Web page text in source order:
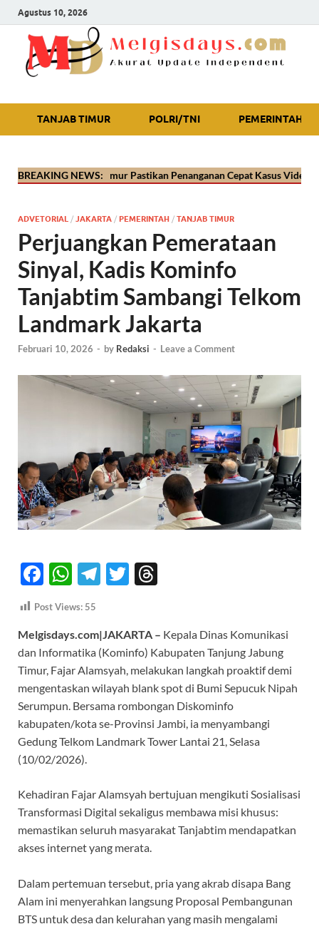
Agustus 10, 2026
Akurat Update Independent
TANJAB TIMUR POLRI/TNI PEMERINTAH
BREAKING NEWS:
Tanjab Timur Pastikan Penanganan Cepat Kasus Video Viral
ADVETORIAL / JAKARTA / PEMERINTAH / TANJAB TIMUR
Perjuangkan Pemerataan
Sinyal, Kadis Kominfo
Tanjabtim Sambangi Telkom
Landmark Jakarta
Februari 10, 2026 - by Redaksi - Leave a Comment
F
ac
e
b
o
o
k
W
at
s
A
p
p
T
gr
a
m
T
er a
ds
Post Views: 55
Melgisdays.com|​JAKARTA – Kepala Dinas Komunikasi
dan Informatika (Kominfo) Kabupaten Tanjung Jabung
Timur, Fajar Alamsyah, melakukan langkah proaktif demi
mengentaskan wilayah blank spot di Bumi Sepucuk Nipah
Serumpun. Bersama rombongan Diskominfo
kabupaten/kota se-Provinsi Jambi, ia menyambangi
Gedung Telkom Landmark Tower Lantai 21, Selasa
(10/02/2026).
​Kehadiran Fajar Alamsyah bertujuan mengikuti Sosialisasi
Transformasi Digital sekaligus membawa misi khusus:
memastikan seluruh masyarakat Tanjabtim mendapatkan
akses internet yang merata.
​Dalam pertemuan tersebut, pria yang akrab disapa Bang
Alam ini menyerahkan langsung Proposal Pembangunan
BTS untuk desa dan kelurahan yang masih mengalami